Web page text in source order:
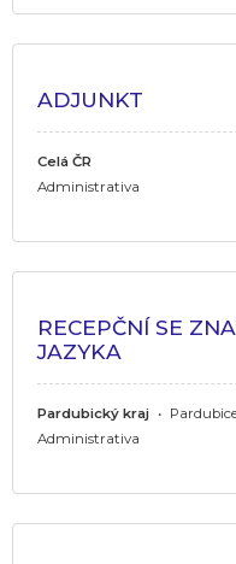
ADJUNKT
Celá ČR
Administrativa
RECEPČNÍ SE
JAZYKA
Pardubický kraj •
Administrativa